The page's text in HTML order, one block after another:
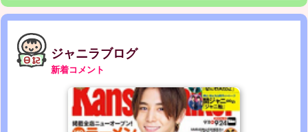
ジャニラブログ
新着コメント